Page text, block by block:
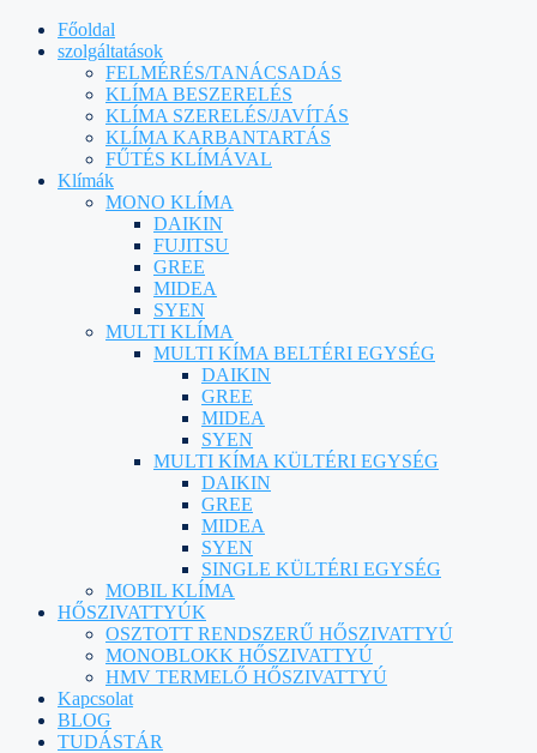
Főoldal
szolgáltatások
FELMÉRÉS/TANÁCSADÁS
KLÍMA BESZERELÉS
KLÍMA SZERELÉS/JAVÍTÁS
KLÍMA KARBANTARTÁS
FŰTÉS KLÍMÁVAL
Klímák
MONO KLÍMA
DAIKIN
FUJITSU
GREE
MIDEA
SYEN
MULTI KLÍMA
MULTI KÍMA BELTÉRI EGYSÉG
DAIKIN
GREE
MIDEA
SYEN
MULTI KÍMA KÜLTÉRI EGYSÉG
DAIKIN
GREE
MIDEA
SYEN
SINGLE KÜLTÉRI EGYSÉG
MOBIL KLÍMA
HŐSZIVATTYÚK
OSZTOTT RENDSZERŰ HŐSZIVATTYÚ
MONOBLOKK HŐSZIVATTYÚ
HMV TERMELŐ HŐSZIVATTYÚ
Kapcsolat
BLOG
TUDÁSTÁR